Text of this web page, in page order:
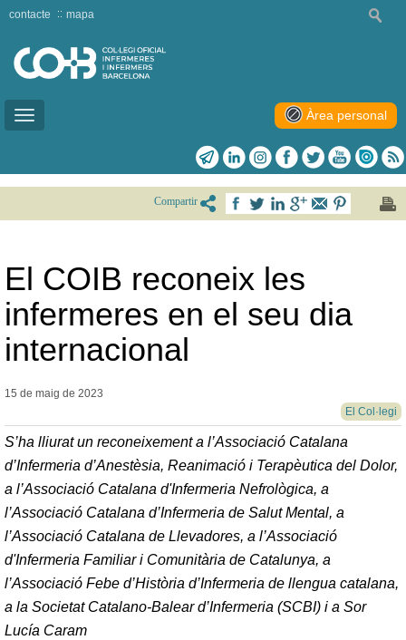
Toggle
contacte mapa
Àrea personal
Compartir
El COIB reconeix les
infermeres en el seu dia
internacional
15 de maig de 2023
El Col·legi
S’ha lliurat un reconeixement a l’Associació Catalana
d’Infermeria d’Anestèsia, Reanimació i Terapèutica del Dolor,
a l’Associació Catalana d'Infermeria Nefrològica, a
l’Associació Catalana d’Infermeria de Salut Mental, a
l’Associació Catalana de Llevadores, a l’Associació
d'Infermeria Familiar i Comunitària de Catalunya, a
l’Associació Febe d’Història d’Infermeria de llengua catalana,
a la Societat Catalano-Balear d’Infermeria (SCBI) i a Sor
Lucía Caram